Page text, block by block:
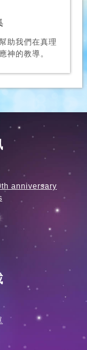
助我們在真理
神的教導。
anniversary